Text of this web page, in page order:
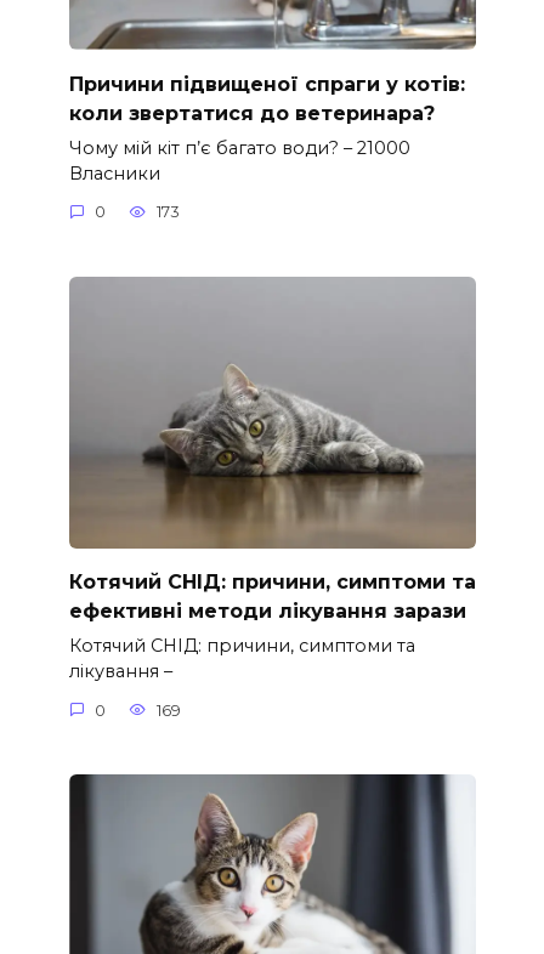
Причини підвищеної спраги у котів:
коли звертатися до ветеринара?
Чому мій кіт п’є багато води? – 21000
Власники
0 173
Котячий СНІД: причини, симптоми та
ефективні методи лікування зарази
Котячий СНІД: причини, симптоми та
лікування –
0 169